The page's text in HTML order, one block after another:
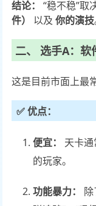
结论： “稳不稳”
件）
以及你的演技
二、 选手A：
这是目前市面上最
✅ 优点：
便宜：
天卡
的玩家。
功能暴力：